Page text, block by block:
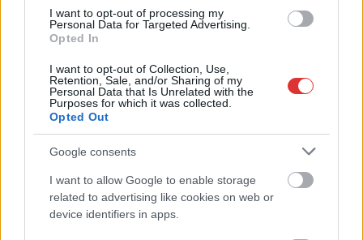
I want to opt-out of processing my
Personal Data for Targeted Advertising.
Opted In
I want to opt-out of Collection, Use,
Retention, Sale, and/or Sharing of my
Personal Data that Is Unrelated with the
Purposes for which it was collected.
Opted Out
Google consents
I want to allow Google to enable storage
related to advertising like cookies on web or
device identifiers in apps.
Váratlan fennakadás borította fel a Szolnok–
Kecskemét vasútvonal közlekedését
Akik csütörtök reggel a Szolnok és Kecskemét közötti
vasútvonalon tervezték az utazásukat, azoknak érdemes volt
indulás...
Magyarország